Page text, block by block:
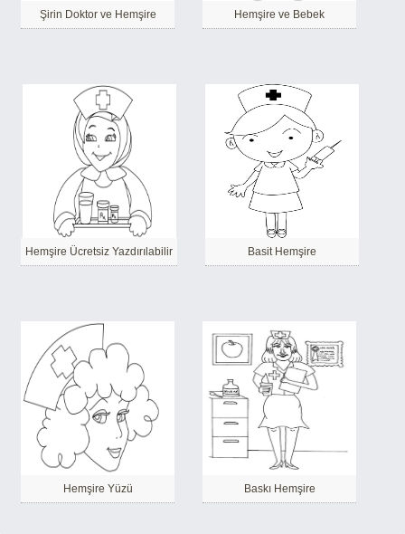
Şirin Doktor ve Hemşire Hemşire ve Bebek
Hemşire Ücretsiz Yazdırılabilir Basit Hemşire
Hemşire Yüzü Baskı Hemşire